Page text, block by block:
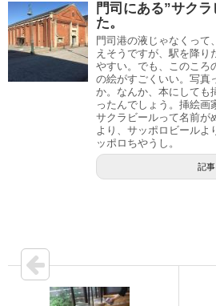
門司にある”サク
た。
門司港の液じゃなくって
えそうですが、駅を降り
やすい。でも、このころ
の絵がすごくいい。写真
か。なんか、本にしても
ったんでしょう。挿絵画
サクラビールって名前が
より、サッポロビールよ
ッポロちやうし。
記